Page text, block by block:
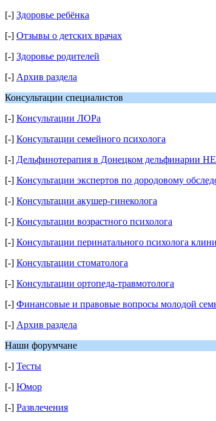
[-] Здоровье ребёнка
[-] Отзывы о детских врачах
[-] Здоровье родителей
[-] Архив раздела
Консультации специалистов
[-] Консультации ЛОРа
[-] Консультации семейного психолога
[-] Дельфинотерапия в Донецком дельфинарии
[-] Консультации экспертов по дородовому
[-] Консультации акушер-гинеколога
[-] Консультации возрастного психолога
[-] Консультации перинатального психолога
[-] Консультации стоматолога
[-] Консультации ортопеда-травмотолога
[-] Финансовые и правовые вопросы молодой
[-] Архив раздела
Наши форумчане
[-] Тесты
[-] Юмор
[-] Развлечения